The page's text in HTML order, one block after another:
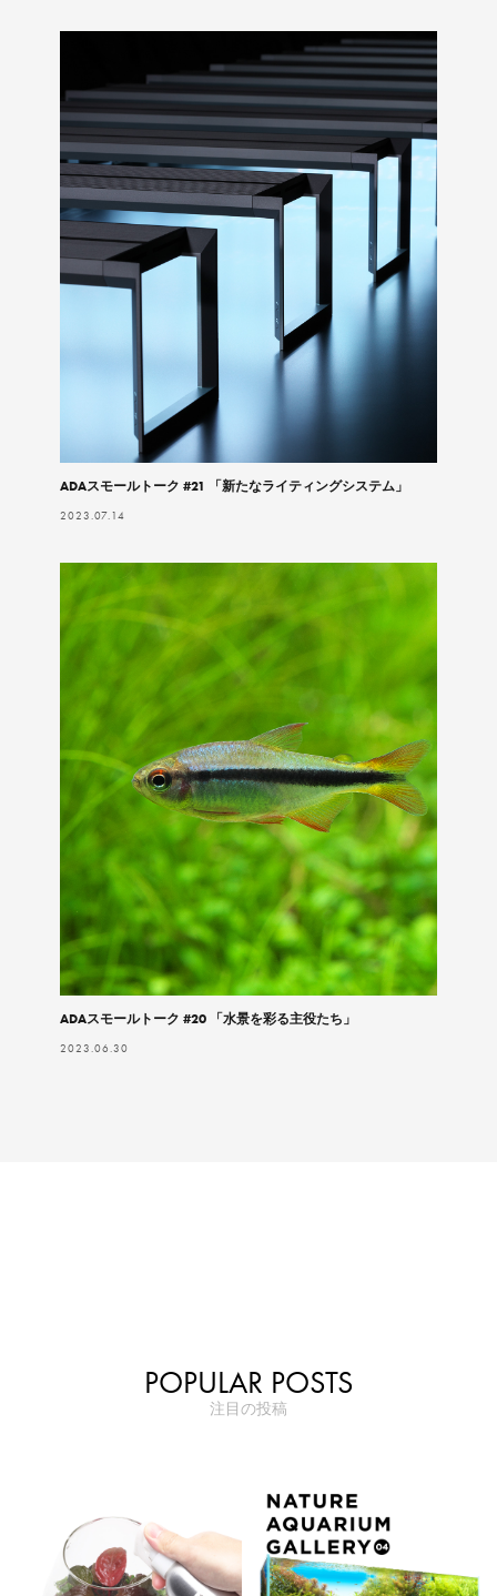
ADAスモールトーク #21 「新たなライティングシステム」
2023.07.14
ADAスモールトーク #20 「水景を彩る主役たち」
2023.06.30
POPULAR POSTS
注目の投稿